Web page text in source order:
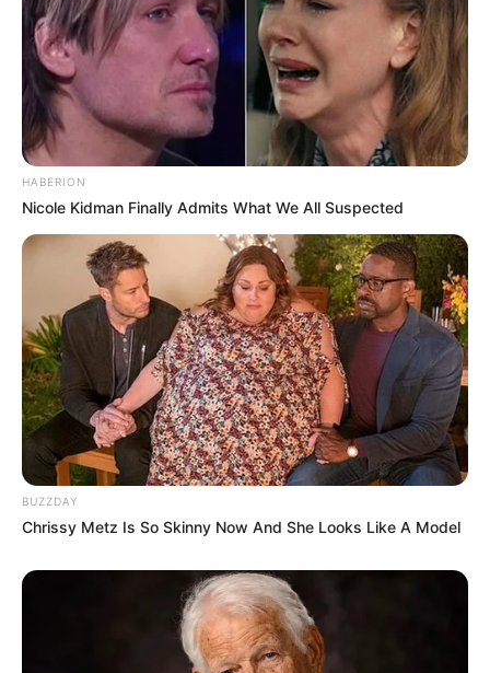
HABERION
Nicole Kidman Finally Admits What We All Suspected
BUZZDAY
Chrissy Metz Is So Skinny Now And She Looks Like A Model